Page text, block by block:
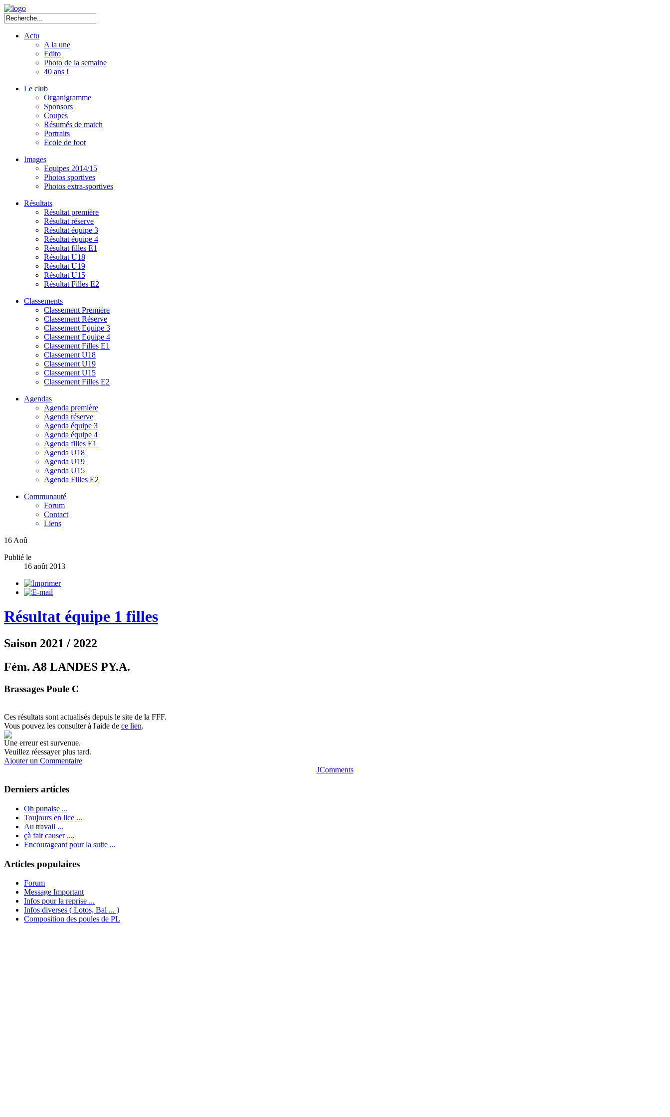
Actu
A la une
Edito
Photo de la semaine
40 ans !
Le club
Organigramme
Sponsors
Coupes
Résumés de match
Portraits
Ecole de foot
Images
Equipes 2014/15
Photos sportives
Photos extra-sportives
Résultats
Résultat première
Résultat réserve
Résultat équipe 3
Résultat équipe 4
Résultat filles E1
Résultat U18
Résultat U19
Résultat U15
Résultat Filles E2
Classements
Classement Première
Classement Réserve
Classement Equipe 3
Classement Equipe 4
Classement Filles E1
Classement U18
Classement U19
Classement U15
Classement Filles E2
Agendas
Agenda première
Agenda réserve
Agenda équipe 3
Agenda équipe 4
Agenda filles E1
Agenda U18
Agenda U19
Agenda U15
Agenda Filles E2
Communauté
Forum
Contact
Liens
16 Aoû
Publié le
16 août 2013
Résultat équipe 1 filles
Saison 2021 / 2022
Fém. A8 LANDES PY.A.
Brassages Poule C
Ces résultats sont actualisés depuis le site de la FFF.
Vous pouvez les consulter à l'aide de ce lien.
Une erreur est survenue.
Veuillez réessayer plus tard.
Ajouter un Commentaire
JComments
Derniers articles
Oh punaise ...
Toujours en lice ...
Au travail ...
çà fait causer ....
Encourageant pour la suite ...
Articles populaires
Forum
Message Important
Infos pour la reprise ...
Infos diverses ( Lotos, Bal ... )
Composition des poules de PL